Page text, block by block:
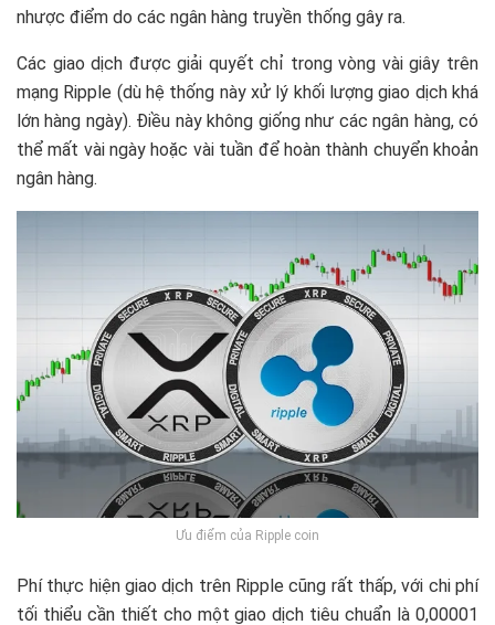
nhược điểm do các ngân hàng truyền thống gây ra.
Các giao dịch được giải quyết chỉ trong vòng vài giây trên
mạng Ripple (dù hệ thống này xử lý khối lượng giao dịch khá
lớn hàng ngày). Điều này không giống như các ngân hàng, có
thể mất vài ngày hoặc vài tuần để hoàn thành chuyển khoản
ngân hàng.
Ưu điểm của Ripple coin
Phí thực hiện giao dịch trên Ripple cũng rất thấp, với chi phí
tối thiểu cần thiết cho một giao dịch tiêu chuẩn là 0,00001